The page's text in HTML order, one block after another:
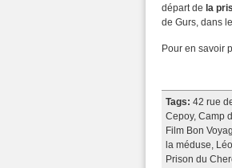
départ de la
de Gurs, dans
Pour en savoir
Tags: 42 rue
Cepoy, Camp
Film Bon
la méduse,
Prison du